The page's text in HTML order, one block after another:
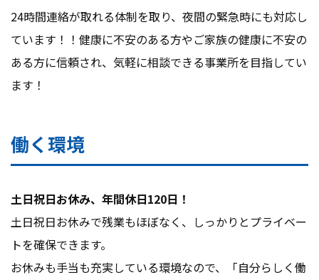
24時間連絡が取れる体制を取り、夜間の緊急時にも対応し
ています！！健康に不安のある方やご家族の健康に不安の
ある方に信頼され、気軽に相談できる事業所を目指してい
ます！
働く環境
土日祝日お休み、年間休日120日！
土日祝日お休みで残業もほぼなく、しっかりとプライベー
トを確保できます。
お休みも手当も充実している環境なので、「自分らしく働